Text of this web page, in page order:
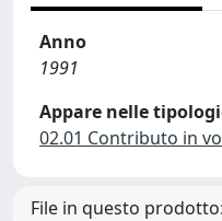
Anno
1991
Appare nelle
02.01 Contributo in
File in questo prodotto: